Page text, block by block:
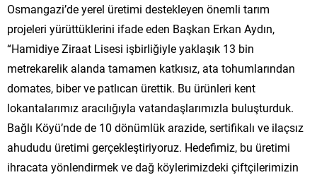
Osmangazi’de yerel üretimi destekleyen önemli tarım
projeleri yürüttüklerini ifade eden Başkan Erkan Aydın,
“Hamidiye Ziraat Lisesi işbirliğiyle yaklaşık 13 bin
metrekarelik alanda tamamen katkısız, ata tohumlarından
domates, biber ve patlıcan ürettik. Bu ürünleri kent
lokantalarımız aracılığıyla vatandaşlarımızla buluşturduk.
Bağlı Köyü’nde de 10 dönümlük arazide, sertifikalı ve ilaçsız
ahududu üretimi gerçekleştiriyoruz. Hedefimiz, bu üretimi
ihracata yönlendirmek ve dağ köylerimizdeki çiftçilerimizin